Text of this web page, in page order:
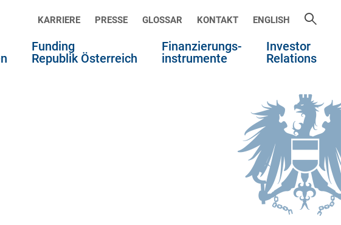
KARRIERE PRESSE GLOSSAR KONTAKT ENGLISH
Funding
Republik Österreich
Finanzierungs-
instrumente
Investor
Relations